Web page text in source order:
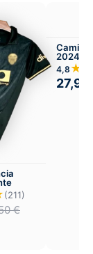
(211)
€
2024-
Infantil
4,8
27,99